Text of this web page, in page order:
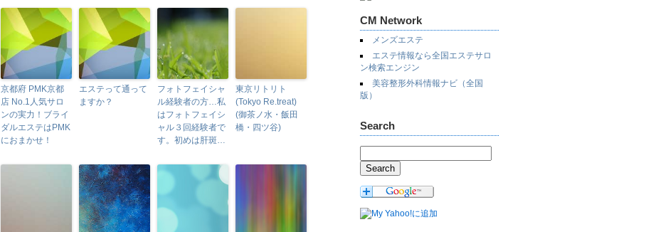
CM Network
メンズエステ
エステ情報なら全国エステサロ
ン検索エンジン
美容整形外科情報ナビ（全国
版）
Search
京都府 PMK京都
店 No.1人気サロ
ンの実力！ブライ
ダルエステはPMK
におまかせ！
エステって通って
ますか？
フォトフェイシャ
ル経験者の方…私
はフォトフェイシ
ャル３回経験者で
す。初めは肝斑…
東京リトリト
(Tokyo Re.treat)
(御茶ノ水・飯田
橋・四ツ谷)